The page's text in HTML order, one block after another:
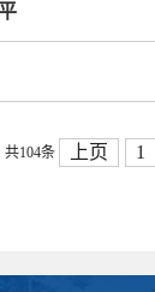
共104条 上页 1